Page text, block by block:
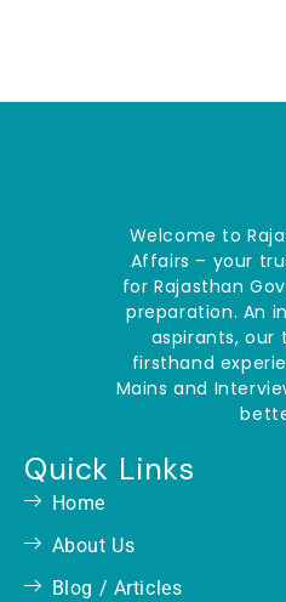
Welcome to
Affairs – your
for Rajasthan
preparation. An
aspirants, our
firsthand
Mains and
Quick Links
Home
About Us
Blog / Articles